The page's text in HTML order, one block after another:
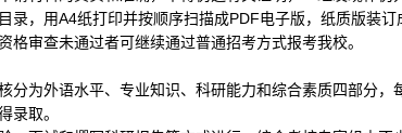
录，用A4纸打印并按顺序扫描成PDF电子版，纸质版装订
格审查未通过者可继续通过普通招考方式报考我校。
分为外语水平、专业知识、科研能力和综合素质四部分，
录取。